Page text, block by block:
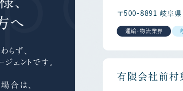
へ
らず、
ェントです。
合は、
〒500-8891 岐阜県
運輸・物流業界
有限会社前村